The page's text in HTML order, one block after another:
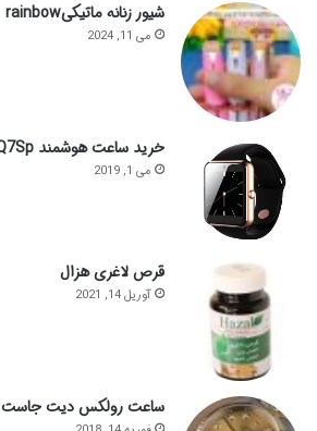
شیور زنانه ماتیکیrainbow
می 11, 2024
خرید ساعت هوشمند Q7Sp
می 1, 2019
قرص لاغری هزال
آوریل 14, 2021
ساعت رولکس دیت جاست DATE JUST